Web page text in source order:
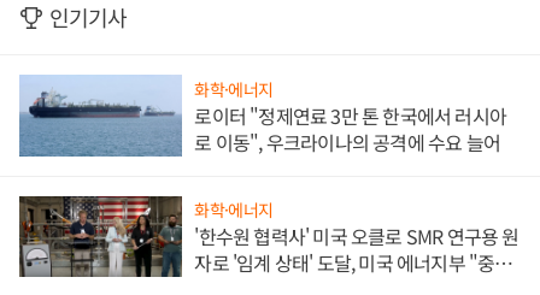
인기기사
화학·에너지
로이터 "정제연료 3만 톤 한국에서 러시아
로 이동", 우크라이나의 공격에 수요 늘어
화학·에너지
'한수원 협력사' 미국 오클로 SMR 연구용 원
자로 '임계 상태' 도달, 미국 에너지부 "중요